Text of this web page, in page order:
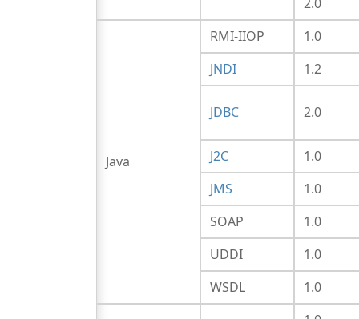
Java
RMI-IIOP
1.0
JNDI
1.2
JDBC 2.0
J2C
1.0
JMS
1.0
SOAP
1.0
UDDI
1.0
WSDL
1.0